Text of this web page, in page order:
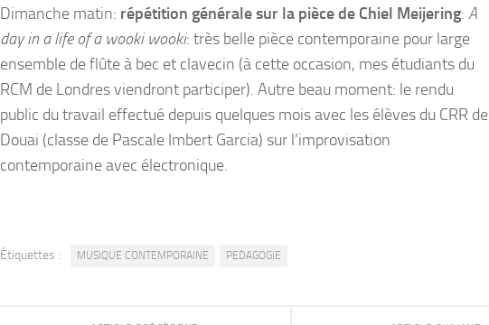
Dimanche matin: répétition générale sur la pièce de Chiel Meijering: A
day in a life of a wooki wooki: très belle pièce contemporaine pour large
ensemble de flûte à bec et clavecin (à cette occasion, mes étudiants du
RCM de Londres viendront participer). Autre beau moment: le rendu
public du travail effectué depuis quelques mois avec les élèves du CRR de
Douai (classe de Pascale Imbert Garcia) sur l’improvisation
contemporaine avec électronique.
Étiquettes : MUSIQUE CONTEMPORAINE PEDAGOGIE